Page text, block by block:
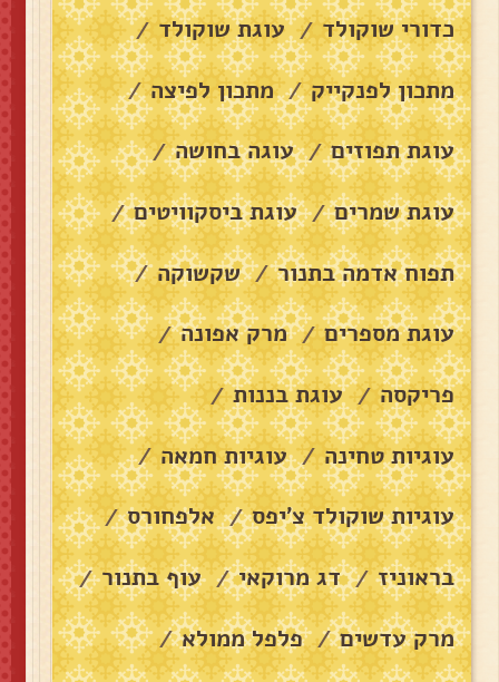
כדורי שוקולד / עוגת שוקולד /
מתכון לפנקייק / מתכון לפיצה /
עוגת תפוזים / עוגה בחושה /
עוגת שמרים / עוגת ביסקוויטים /
תפוח אדמה בתנור / שקשוקה /
עוגת מספרים / מרק אפונה /
פריקסה / עוגת בננות /
עוגיות טחינה / עוגיות חמאה /
עוגיות שוקולד צ׳יפס / אלפחורס /
בראוניז / דג מרוקאי / עוף בתנור /
מרק עדשים / פלפל ממולא /